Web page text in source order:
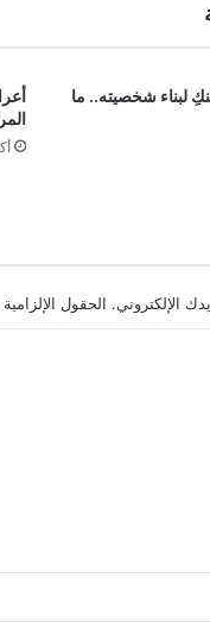
لبناء شخصيته.. ما
الإلكتروني. الحقول